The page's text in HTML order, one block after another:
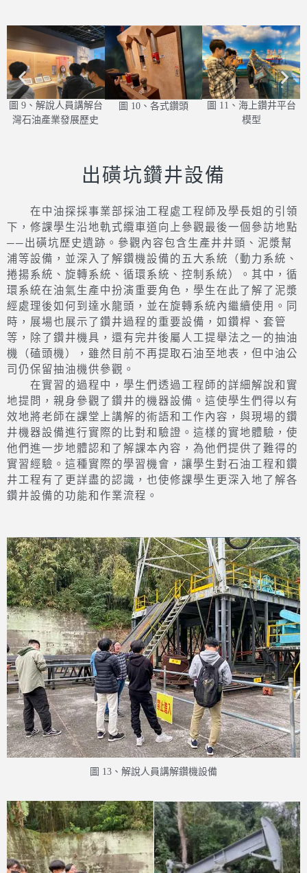
圖 9、解說人員講解台
灣石油產業發展歷史
圖 10、各式鑽頭
圖 11、海上鑽井平台
模型
出磺坑鑽井設備
在中油探採事業部採油工程處工程師及學長姐的引領
下，修課學生沿地軌式纜車道向上參觀最後一個參訪地點
──出磺坑歷史遺跡。參觀內容包含生產井井頭、泥漿幫
浦等設備，並深入了解鑽機設備的五大系統（動力系統、
捲揚系統、旋轉系統、循環系統、控制系統）。其中，循
環系統在油氣生產中扮演重要角色，學生在此了解了泥漿
經處理後如何到達水龍頭，並在旋轉系統內繼續使用。同
時，展場也展示了鑽井過程的重要設備，如鑽桿、套管
等，除了鑽井機具，還有完井後屬人工提舉法之一的抽油
機（磕頭機），雖然目前不再提取石油至地表，但中油公
司仍保留抽油機供參觀。
在實習的過程中，學生們透過工程師的詳細解說和實
地提問，親身參觀了鑽井的機器設備。這使學生們得以有
效地將老師在課堂上講解的術語和工作內容，與現場的鑽
井機器設備進行實際的比對和驗證。這樣的實地體驗，使
他們進一步地體認和了解課本內容，為他們提供了難得的
鑽井設備的功能和作業流程。
圖 13、解說人員講解鑽機設備